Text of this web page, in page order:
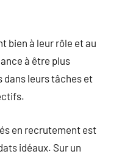
bien à leur rôle et au
à être plus
dans leurs tâches et
en recrutement est
idéaux. Sur un